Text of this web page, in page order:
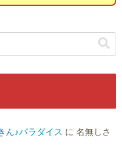
ん♪パラダイス に 名無しさ